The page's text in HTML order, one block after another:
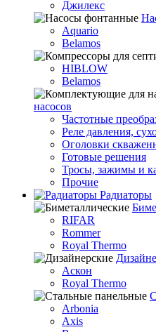
Джилекс
Aquario
Belamos
HIBLOW
Belamos
насосов
Частотные
Реле давления,
Оголовки
Готовые решения
Тросы, зажимы и
Прочие
Радиаторы
RIFAR
Rommer
Royal Thermo
Аскон
Royal Thermo
Arbonia
Axis